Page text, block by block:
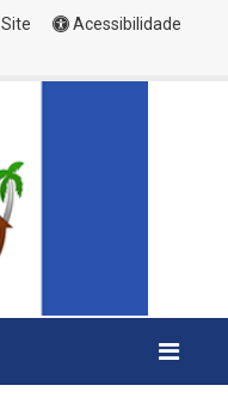
Acessibilidade